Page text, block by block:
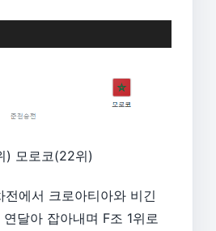
) 모로코(22위)
전에서 크로아티아와 비긴
달아 잡아내며 F조 1위로